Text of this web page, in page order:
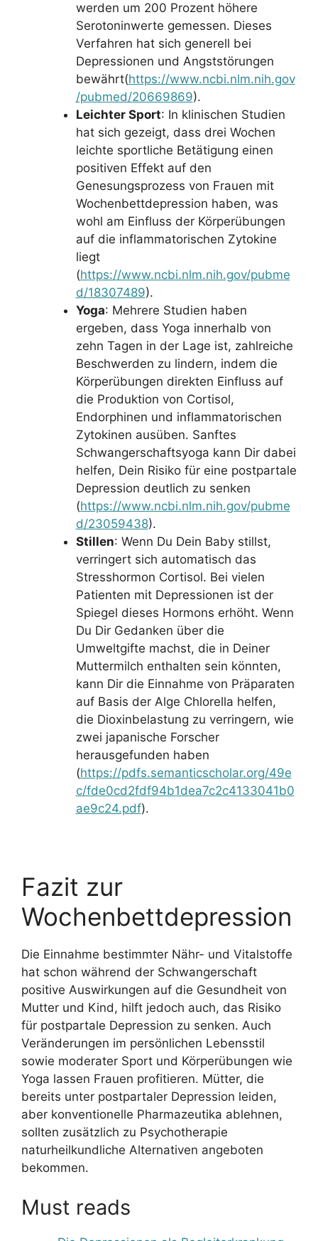
werden um 200 Prozent höhere
Serotoninwerte gemessen. Dieses
Verfahren hat sich generell bei
Depressionen und Angststörungen
bewährt(https://www.ncbi.nlm.nih.gov
/pubmed/20669869).
Leichter Sport: In klinischen Studien
hat sich gezeigt, dass drei Wochen
leichte sportliche Betätigung einen
positiven Effekt auf den
Genesungsprozess von Frauen mit
Wochenbettdepression haben, was
wohl am Einfluss der Körperübungen
auf die inflammatorischen Zytokine
liegt
(https://www.ncbi.nlm.nih.gov/pubme
d/18307489).
Yoga: Mehrere Studien haben
ergeben, dass Yoga innerhalb von
zehn Tagen in der Lage ist, zahlreiche
Beschwerden zu lindern, indem die
Körperübungen direkten Einfluss auf
die Produktion von Cortisol,
Endorphinen und inflammatorischen
Zytokinen ausüben. Sanftes
Schwangerschaftsyoga kann Dir dabei
helfen, Dein Risiko für eine postpartale
Depression deutlich zu senken
(https://www.ncbi.nlm.nih.gov/pubme
d/23059438).
Stillen: Wenn Du Dein Baby stillst,
verringert sich automatisch das
Stresshormon Cortisol. Bei vielen
Patienten mit Depressionen ist der
Spiegel dieses Hormons erhöht. Wenn
Du Dir Gedanken über die
Umweltgifte machst, die in Deiner
Muttermilch enthalten sein könnten,
kann Dir die Einnahme von Präparaten
auf Basis der Alge Chlorella helfen,
die Dioxinbelastung zu verringern, wie
zwei japanische Forscher
herausgefunden haben
(https://pdfs.semanticscholar.org/49e
c/fde0cd2fdf94b1dea7c2c4133041b0
ae9c24.pdf).
Fazit zur
Wochenbettdepression
Die Einnahme bestimmter Nähr- und Vitalstoffe
hat schon während der Schwangerschaft
positive Auswirkungen auf die Gesundheit von
Mutter und Kind, hilft jedoch auch, das Risiko
für postpartale Depression zu senken. Auch
Veränderungen im persönlichen Lebensstil
sowie moderater Sport und Körperübungen wie
Yoga lassen Frauen profitieren. Mütter, die
bereits unter postpartaler Depression leiden,
aber konventionelle Pharmazeutika ablehnen,
sollten zusätzlich zu Psychotherapie
naturheilkundliche Alternativen angeboten
bekommen.
Must reads